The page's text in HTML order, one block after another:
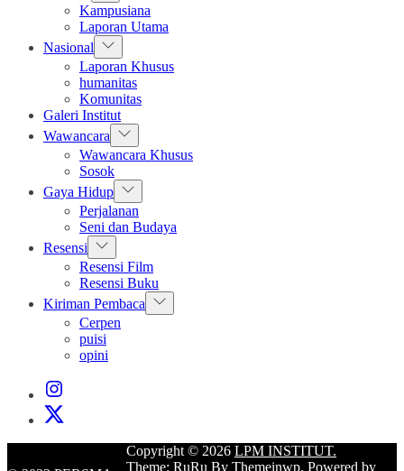
sub
menu
Kampusiana
Laporan Utama
Nasional Show
sub
menu
Laporan Khusus
humanitas
Komunitas
Galeri Institut
Wawancara Show
sub
menu
Wawancara Khusus
Sosok
Gaya Hidup Show
sub
menu
Perjalanan
Seni dan Budaya
Resensi Show
sub
menu
Resensi Film
Resensi Buku
Kiriman Pembaca Show
sub
Cerpen
puisi
opini
Instagram
Institut
X
Institut
Copyright © 2026 LPM INSTITUT.
Theme: RuRu By Themeinwp. Powered by